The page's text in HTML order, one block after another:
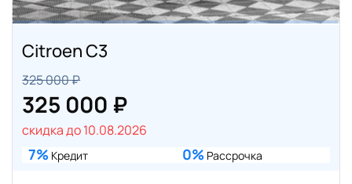
Citroen C3
325 000 ₽
325 000 ₽
скидка до 10.08.2026
7% Кредит 0% Рассрочка